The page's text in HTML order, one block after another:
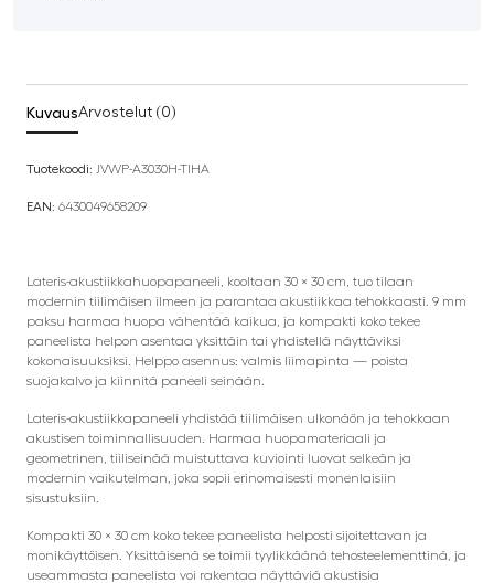
KuvausArvostelut (0)
Tuotekoodi: JVWP-A3030H-TIHA
EAN: 6430049658209
Lateris-akustiikkahuopapaneeli, kooltaan 30 × 30 cm, tuo tilaan
modernin tiilimäisen ilmeen ja parantaa akustiikkaa tehokkaasti. 9 mm
paksu harmaa huopa vähentää kaikua, ja kompakti koko tekee
paneelista helpon asentaa yksittäin tai yhdistellä näyttäviksi
kokonaisuuksiksi. Helppo asennus: valmis liimapinta — poista
suojakalvo ja kiinnitä paneeli seinään.
Lateris-akustiikkapaneeli yhdistää tiilimäisen ulkonäön ja tehokkaan
akustisen toiminnallisuuden. Harmaa huopamateriaali ja
geometrinen, tiiliseinää muistuttava kuviointi luovat selkeän ja
modernin vaikutelman, joka sopii erinomaisesti monenlaisiin
sisustuksiin.
Kompakti 30 × 30 cm koko tekee paneelista helposti sijoitettavan ja
monikäyttöisen. Yksittäisenä se toimii tyylikkäänä tehosteelementtinä, ja
useammasta paneelista voi rakentaa näyttäviä akustisia